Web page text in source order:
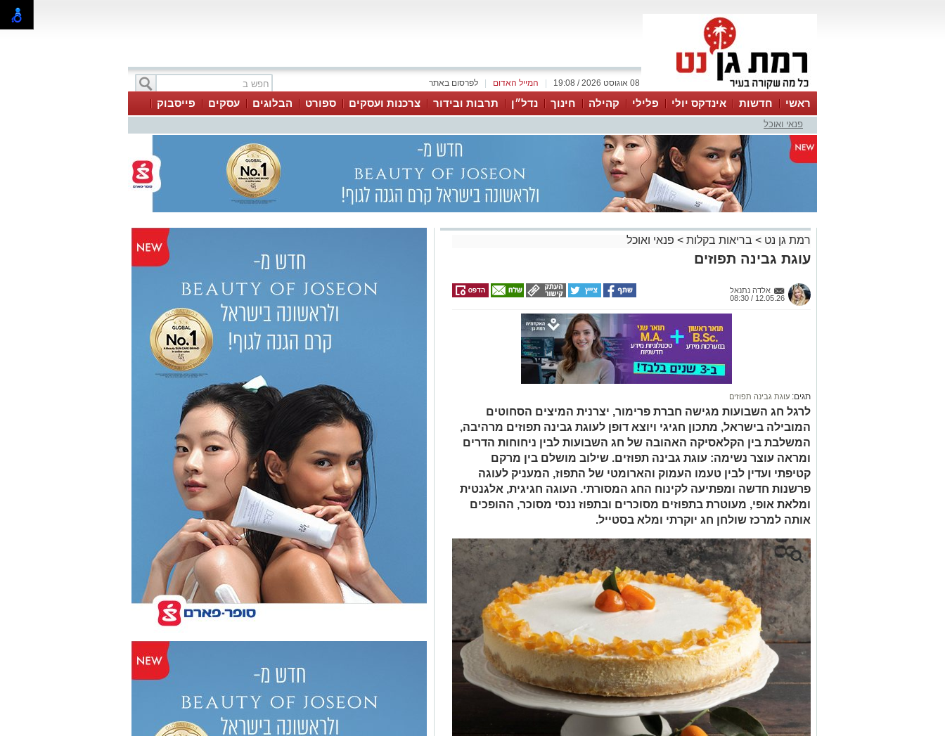
לפרסום באתר המייל האדום 08 אוגוסט 2026 / 19:08
ראשי חדשות אינדקס יולי פלילי קהילה חינוך נדל״ן תרבות ובידור צרכנות ועסקים ספורט הבלוגים עסקים
פייסבוק
ווטסאפ
פנאי ואוכל
רמת גן נט > בריאות בקלות > פנאי ואוכל
עוגת גבינה תפוזים
אלדה נתנאל
12.05.26 / 08:30
תגים: עוגת גבינה תפוזים
לרגל חג השבועות מגישה חברת פרימור, יצרנית המיצים הסחוטים
המובילה בישראל, מתכון חגיגי ויוצא דופן לעוגת גבינה תפוזים מרהיבה,
המשלבת בין הקלאסיקה האהובה של חג השבועות לבין ניחוחות הדרים
ומראה עוצר נשימה: עוגת גבינה תפוזים. שילוב מושלם בין מרקם
קטיפתי ועדין לבין טעמו העמוק והארומטי של התפוז, המעניק לעוגה
פרשנות חדשה ומפתיעה לקינוח החג המסורתי. העוגה חגיגית, אלגנטית
ומלאת אופי, מעוטרת בתפוזים מסוכרים ובתפוז ננסי מסוכר, ההופכים
אותה למרכז שולחן חג יוקרתי ומלא בסטייל.